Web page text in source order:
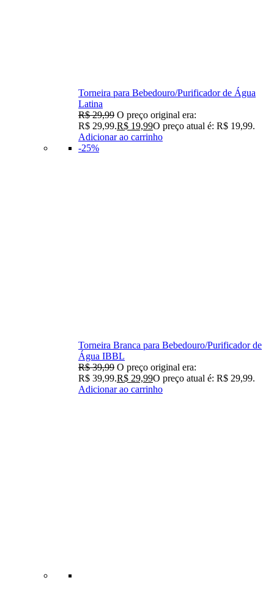
Torneira para Bebedouro/Purificador de Água
Latina
R$29,99 O preço original era:
R$ 29,99.R$ 19,99O preço atual é: R$ 19,99.
Adicionar ao carrinho
-25%
Torneira Branca para Bebedouro/Purificador de
Água IBBL
R$39,99 O preço original era:
R$ 39,99.R$ 29,99O preço atual é: R$ 29,99.
Adicionar ao carrinho